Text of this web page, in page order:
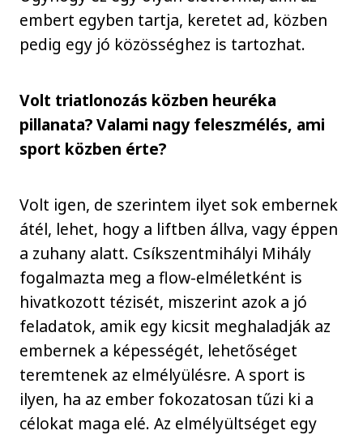
embert egyben tartja, keretet ad, közben
pedig egy jó közösséghez is tartozhat.
Volt triatlonozás közben heuréka
pillanata? Valami nagy feleszmélés, ami
sport közben érte?
Volt igen, de szerintem ilyet sok embernek
átél, lehet, hogy a liftben állva, vagy éppen
a zuhany alatt. Csíkszentmihályi Mihály
fogalmazta meg a flow-elméletként is
hivatkozott tézisét, miszerint azok a jó
feladatok, amik egy kicsit meghaladják az
embernek a képességét, lehetőséget
teremtenek az elmélyülésre. A sport is
ilyen, ha az ember fokozatosan tűzi ki a
célokat maga elé. Az elmélyültséget egy